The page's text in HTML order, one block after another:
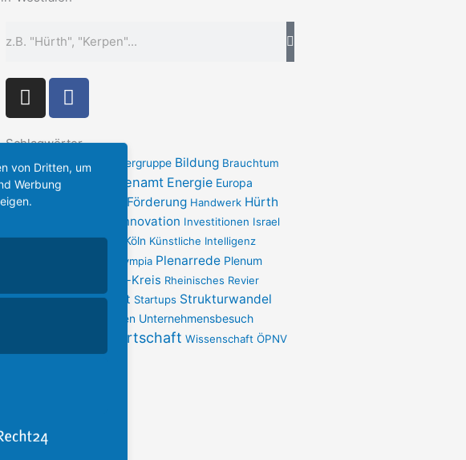
I
n
t
a
g
r
F
a
e
b
Schlagwörter
Antisemitismus Besuchergruppe Bildung Brauchtum
CDU Demokratie Ehrenamt Energie Europa
Frechen Förderung Handwerk Hürth
Innovation Investitionen Israel
Karneval Kerpen Klima Köln Künstliche Intelligenz
Olympia Plenarrede Plenum
Rhein-Erft-Kreis Rheinisches Revier
Schule Sicherheit Sport Startups Strukturwandel
Unternehmen Unternehmensbesuch
Wirtschaft Wissenschaft ÖPNV
von Dritten, um
Werbung